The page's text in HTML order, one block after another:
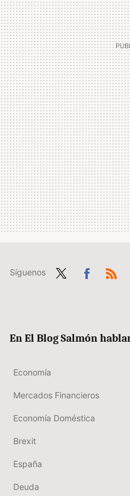
Síguenos
En El Blog Salmón
Economía
Mercados Financieros
Economía Doméstica
Brexit
España
Deuda